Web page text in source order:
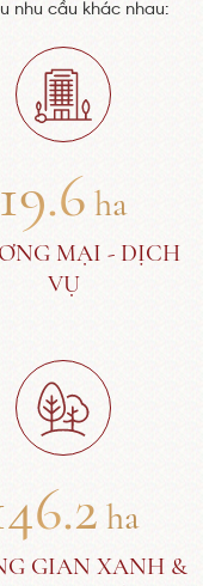
nhu cầu khác nhau:
19.6 ha
MẠI - DỊCH
VỤ
ha
GIAN XANH &